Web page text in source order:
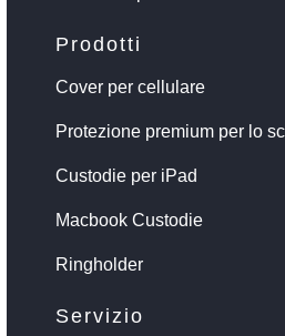
Prodotti
Cover per cellulare
Protezione premium per lo
Custodie per iPad
Macbook Custodie
Ringholder
Servizio